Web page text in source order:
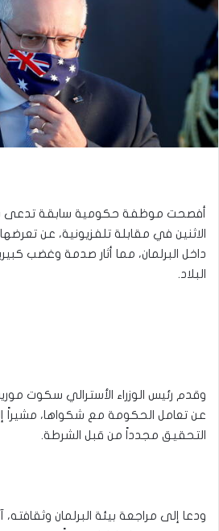
أفصحت موظفة حكومية سابقة تدعى
الاثنين في مقابلة تلفزيونية، عن
داخل البرلمان، مما أثار صدمة وغضب
البلاد.
وقدم رئيس الوزراء الأسترالي سكوت
عن تعامل الحكومة مع شكواها، مشيراً
التحقيق مجدداً من قبل الشرطة.
ودعا إلى مراجعة بيئة البرلمان